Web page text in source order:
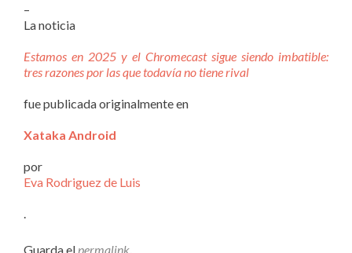
–
La noticia
Estamos en 2025 y el Chromecast sigue siendo imbatible:
tres razones por las que todavía no tiene rival
fue publicada originalmente en
Xataka Android
por
Eva Rodriguez de Luis
Guarda el permalink